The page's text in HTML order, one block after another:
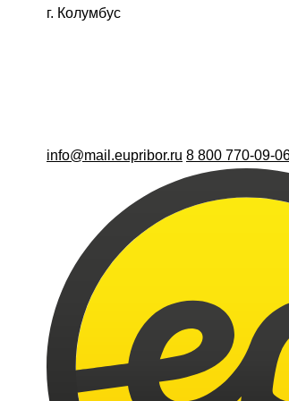
г. Колумбус
info@mail.eupribor.ru 8 800 770-09-